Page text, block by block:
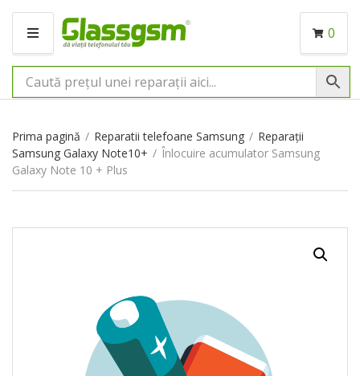
M
N
I
0
Prima pagină / Reparatii telefoane Samsung / Reparații
Samsung Galaxy Note10+ / Înlocuire acumulator Samsung
Galaxy Note 10 + Plus